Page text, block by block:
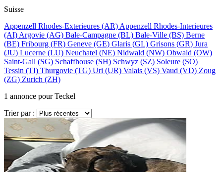
Suisse
Appenzell Rhodes-Exterieures (AR) Appenzell Rhodes-Interieures
(AI) Argovie (AG) Bale-Campagne (BL) Bale-Ville (BS) Berne
(BE) Fribourg (FR) Geneve (GE) Glaris (GL) Grisons (GR) Jura
(JU) Lucerne (LU) Neuchatel (NE) Nidwald (NW) Obwald (OW)
Saint-Gall (SG) Schaffhouse (SH) Schwyz (SZ) Soleure (SO)
Tessin (TI) Thurgovie (TG) Uri (UR) Valais (VS) Vaud (VD) Zoug
(ZG) Zurich (ZH)
1 annonce pour Teckel
Trier par :